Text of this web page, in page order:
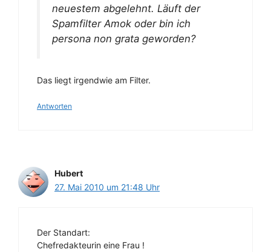
neuestem abgelehnt. Läuft der
Spamfilter Amok oder bin ich
persona non grata geworden?
Das liegt irgendwie am Filter.
Antworten
Hubert
27. Mai 2010 um 21:48 Uhr
Der Standart:
Chefredakteurin eine Frau !